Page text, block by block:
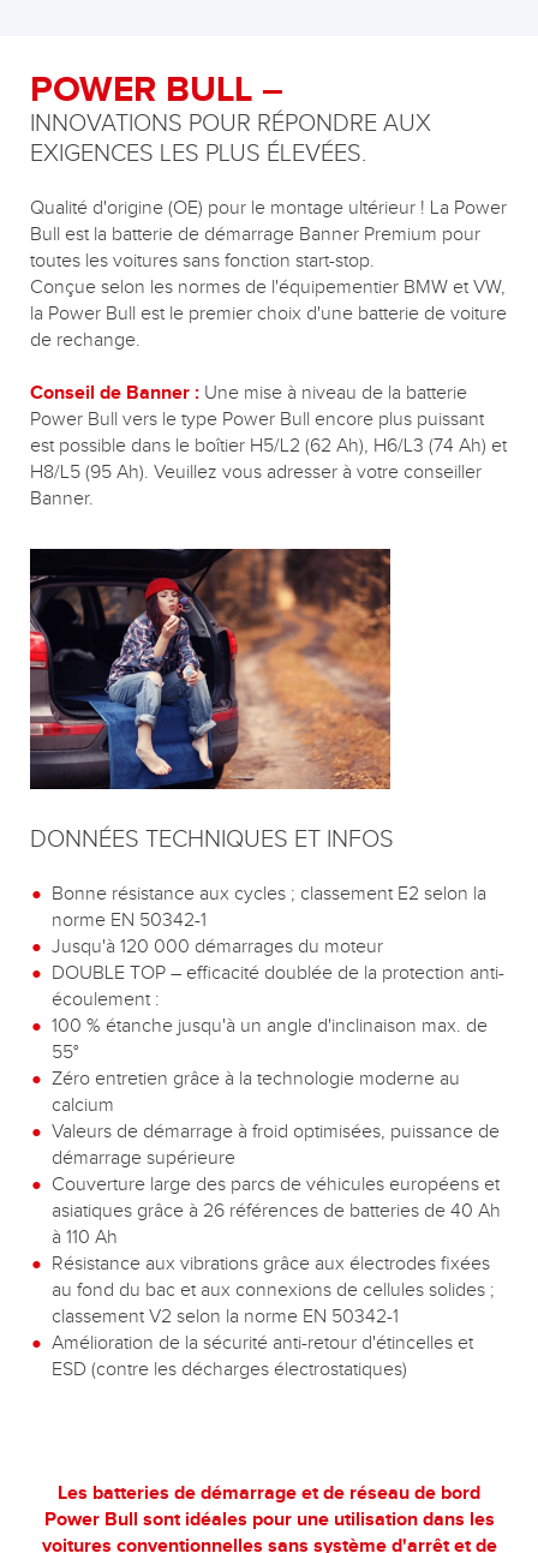
POWER BULL –
INNOVATIONS POUR RÉPONDRE AUX
EXIGENCES LES PLUS ÉLEVÉES.
Qualité d'origine (OE) pour le montage ultérieur ! La Power
Bull est la batterie de démarrage Banner Premium pour
toutes les voitures sans fonction start-stop.
Conçue selon les normes de l'équipementier BMW et VW,
la Power Bull est le premier choix d'une batterie de voiture
de rechange.
Conseil de Banner : Une mise à niveau de la batterie
Power Bull vers le type Power Bull encore plus puissant
est possible dans le boîtier H5/L2 (62 Ah), H6/L3 (74 Ah) et
H8/L5 (95 Ah). Veuillez vous adresser à votre conseiller
Banner.
DONNÉES TECHNIQUES ET INFOS
Bonne résistance aux cycles ; classement E2 selon la
norme EN 50342-1
Jusqu'à 120 000 démarrages du moteur
DOUBLE TOP – efficacité doublée de la protection anti-
écoulement :
100 % étanche jusqu'à un angle d'inclinaison max. de
55°
Zéro entretien grâce à la technologie moderne au
calcium
Valeurs de démarrage à froid optimisées, puissance de
démarrage supérieure
Couverture large des parcs de véhicules européens et
asiatiques grâce à 26 références de batteries de 40 Ah
à 110 Ah
Résistance aux vibrations grâce aux électrodes fixées
au fond du bac et aux connexions de cellules solides ;
classement V2 selon la norme EN 50342-1
Amélioration de la sécurité anti-retour d'étincelles et
ESD (contre les décharges électrostatiques)
Les batteries de démarrage et de réseau de bord
Power Bull sont idéales pour une utilisation dans les
voitures conventionnelles sans système d'arrêt et de